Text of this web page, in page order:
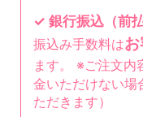
✓ 銀行振込（前払
振込み手数料は
ます。 ※ご注文内
金いただけない場
ただきます）